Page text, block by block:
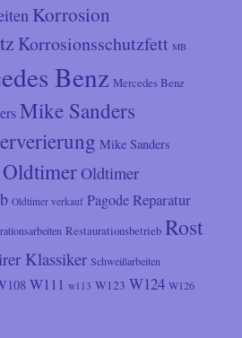
Korrosion
Korrosionsschutzfett MB
Benz Mercedes Benz
Mike Sanders
Mike Sanders
OldtimerOldtimer
Oldtimer verkauf PagodeReparatur
Restaurationsbetrieb Rost
Klassiker Schweißarbeiten
W111 w113 W123 W124 W126